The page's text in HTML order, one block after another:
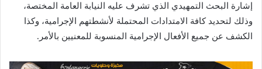
إشارة البحث التمهيدي الذي تشرف عليه النيابة العامة المختصة،
وذلك لتحديد كافة الامتدادات المحتملة لأنشطتهم الإجرامية، وكذا
الكشف عن جميع الأفعال الإجرامية المنسوبة للمعنيين بالأمر.